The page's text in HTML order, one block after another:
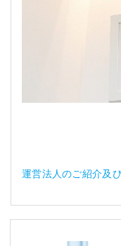
運営法人のご紹介及